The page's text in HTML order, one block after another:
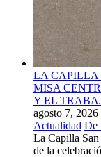
LA CAPILLA
MISA
Y EL
agosto 7, 2026
Actualidad De
La Capilla San
de la